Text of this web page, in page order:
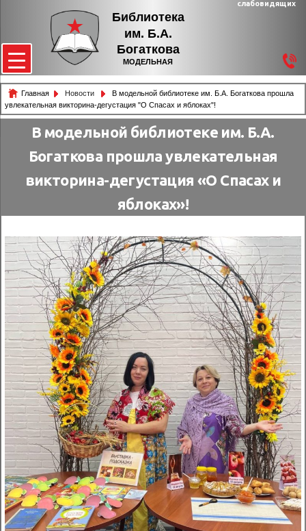
Библиотека
им. Б.А.
Богаткова
МОДЕЛЬНАЯ
слабовидящих
Главная Новости
В модельной библиотеке им. Б.А. Богаткова прошла
увлекательная викторина-дегустация "О Спасах и яблоках"!
В модельной библиотеке им. Б.А.
Богаткова прошла увлекательная
викторина-дегустация «О Спасах и
яблоках»!